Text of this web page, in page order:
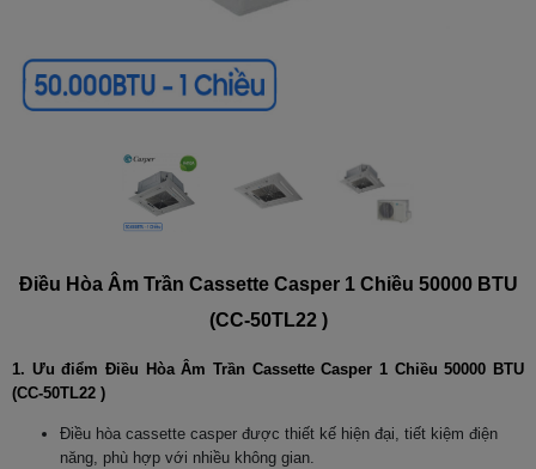
Điều Hòa Âm Trần Cassette Casper 1 Chiều 50000 BTU
(CC-50TL22 )
1. Ưu điểm Điều Hòa Âm Trần Cassette Casper 1 Chiều 50000 BTU
(CC-50TL22 )
Điều hòa cassette casper được thiết kế hiện đại, tiết kiệm điện
năng, phù hợp với nhiều không gian.